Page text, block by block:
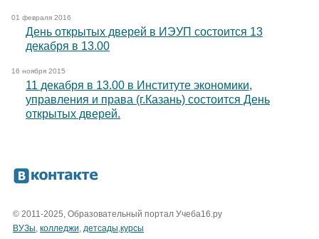
01 февраля 2016
День открытых дверей в ИЭУП состоится 13
декабря в 13.00
16 ноября 2015
11 декабря в 13.00 в Институте экономики,
управления и права (г.Казань) состоится День
открытых дверей.
© 2011-2025, Образовательный портал Учеба16.ру
ВУЗы, колледжи, детсады,курсы